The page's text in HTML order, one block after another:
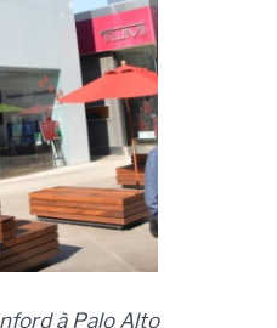
à Palo Alto